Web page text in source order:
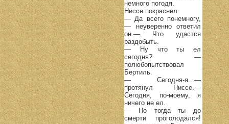
немного погодя.
Ниссе покраснел.
— Да всего понемногу,
— неуверенно ответил
он.— Что удастся
раздобыть.
— Ну что ты ел
сегодня? —
полюбопытствовал
Бертиль.
— Сегодня-я...—
протянул Ниссе.—
Сегодня, по-моему, я
ничего не ел.
— Но тогда ты до
смерти проголодался!